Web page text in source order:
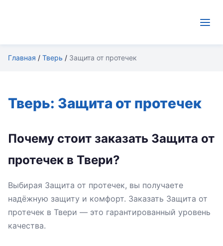
Главная / Тверь / Защита от протечек
Тверь: Защита от протечек
Почему стоит заказать Защита от
протечек в Твери?
Выбирая Защита от протечек, вы получаете
надёжную защиту и комфорт. Заказать Защита от
протечек в Твери — это гарантированный уровень
качества.